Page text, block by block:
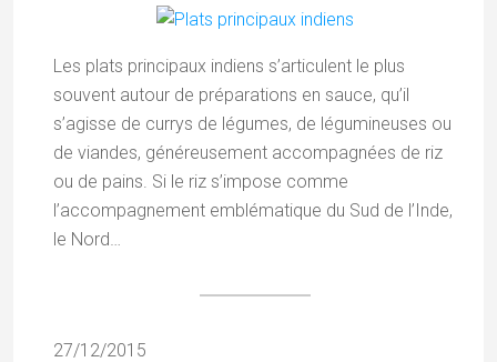
Les plats principaux indiens s’articulent le plus
souvent autour de préparations en sauce, qu’il
s’agisse de currys de légumes, de légumineuses ou
de viandes, généreusement accompagnées de riz
ou de pains. Si le riz s’impose comme
l’accompagnement emblématique du Sud de l’Inde,
le Nord…
27/12/2015